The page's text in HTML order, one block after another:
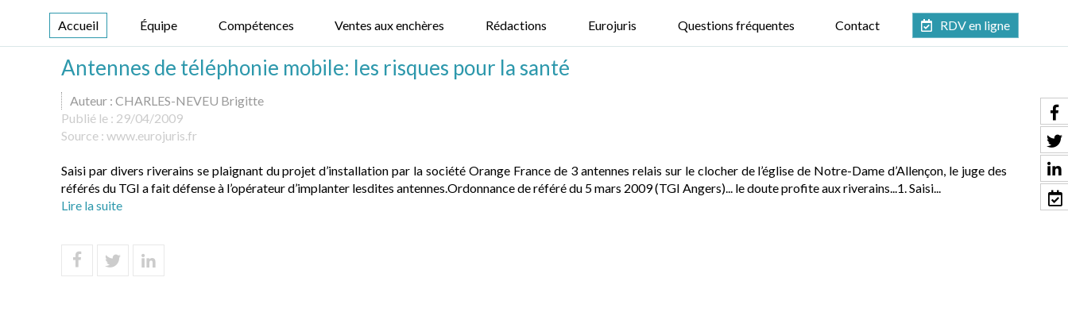
Accueil Équipe Compétences Ventes aux enchères Rédactions Eurojuris Questions fréquentes Contact RDV en ligne
Antennes de téléphonie mobile: les risques pour la santé
Auteur : CHARLES-NEVEU Brigitte
Publié le : 29/04/2009
Source : www.eurojuris.fr
Saisi par divers riverains se plaignant du projet d’installation par la société Orange France de 3 antennes relais sur le clocher de l’église de Notre-Dame d’Allençon, le juge des
référés du TGI a fait défense à l’opérateur d’implanter lesdites antennes.Ordonnance de référé du 5 mars 2009 (TGI Angers)... le doute profite aux riverains...1. Saisi...
Lire la suite